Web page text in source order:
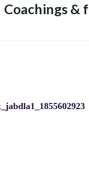
Coachings &